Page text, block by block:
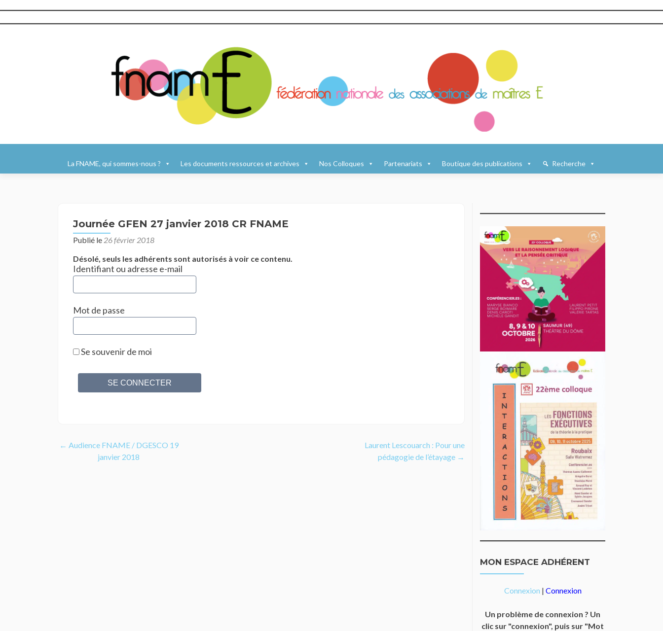
contenu
La FNAME, qui sommes-nous ? Les documents ressources et archives Nos Colloques Partenariats Boutique des publications Recherche
Journée GFEN 27 janvier 2018 CR FNAME
Publié le 26 février 2018
Désolé, seuls les adhérents sont autorisés à voir ce contenu.
Identifiant ou adresse e-mail
Mot de passe
Se souvenir de moi
Navigation
← Audience FNAME / DGESCO 19
janvier 2018
Laurent Lescouarch : Pour une
pédagogie de l’étayage →
MON ESPACE ADHÉRENT
Connexion | Connexion
Un problème de connexion ? Un
clic sur "connexion", puis sur "Mot